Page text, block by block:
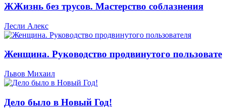
ЖЖизнь без трусов. Мастерство соблазнения
Лесли Алекс
Женщина. Руководство продвинутого
Львов Михаил
Дело было в Новый Год!